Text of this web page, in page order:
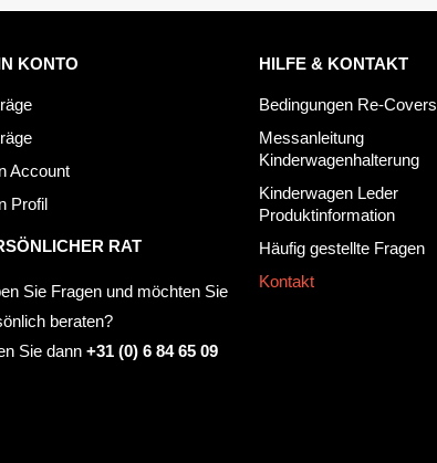
KONTO
Account
Profil
RAT
Sie Fragen und möchten Sie
beraten?
Sie dann +31 (0) 6 84 65 09
HILFE & KONTAKT
Bedingungen Re-Covers
Messanleitung
Kinderwagenhalterung
Kinderwagen Leder
Produktinformation
Häufig gestellte Fragen
Kontakt